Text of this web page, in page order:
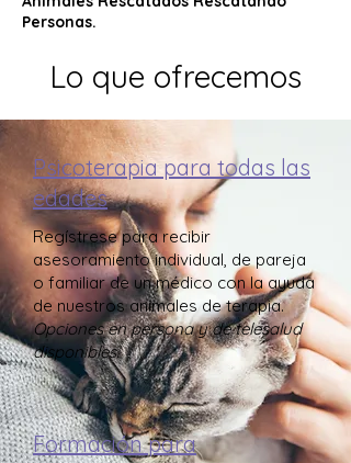
Personas.
Lo que ofrecemos
Psicoterapia para todas las
edades
Regístrese para recibir
asesoramiento individual, de pareja
o familiar de un médico con la ayuda
de nuestros animales de terapia.
Opciones en persona y de telesalud
disponibles.
Formación para